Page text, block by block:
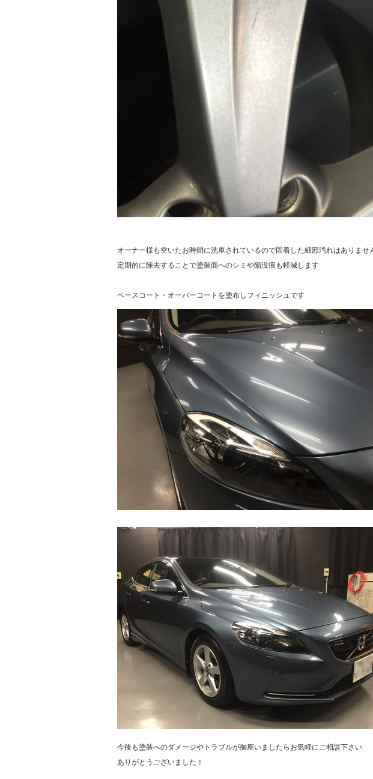
オーナー様も空いたお時間に洗車されているので固着した細部汚れはありま
定期的に除去することで塗装面へのシミや陥没痕も軽減します
​ベースコート・オーバーコートを塗布しフィニッシュです
今後も塗装へのダメージやトラブルが御座いましたらお気軽にご相談下さい
ありがとうございました！